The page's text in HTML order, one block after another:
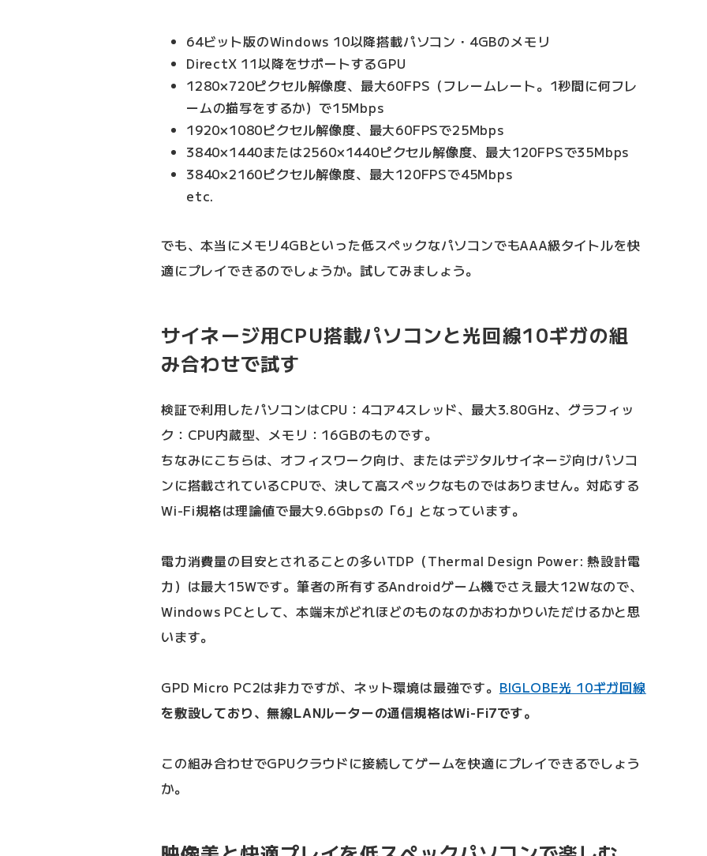
64ビット版のWindows 10以降搭載パソコン・4GBのメモリ
DirectX 11以降をサポートするGPU
1280×720ピクセル解像度、最大60FPS（フレームレート。1秒間に何フレ
ームの描写をするか）で15Mbps
1920×1080ピクセル解像度、最大60FPSで25Mbps
3840×1440または2560×1440ピクセル解像度、最大120FPSで35Mbps
3840×2160ピクセル解像度、最大120FPSで45Mbps
etc.
でも、本当にメモリ4GBといった低スペックなパソコンでもAAA級タイトルを快
適にプレイできるのでしょうか。試してみましょう。
サイネージ用CPU搭載パソコンと光回線10ギガの組
み合わせで試す
検証で利用したパソコンはCPU：4コア4スレッド、最大3.80GHz、グラフィッ
ク：CPU内蔵型、メモリ：16GBのものです。
ちなみにこちらは、オフィスワーク向け、またはデジタルサイネージ向けパソコ
ンに搭載されているCPUで、決して高スペックなものではありません。対応する
Wi-Fi規格は理論値で最大9.6Gbpsの「6」となっています。
電力消費量の目安とされることの多いTDP（Thermal Design Power: 熱設計電
力）は最大15Wです。筆者の所有するAndroidゲーム機でさえ最大12Wなので、
Windows PCとして、本端末がどれほどのものなのかおわかりいただけるかと思
います。
GPD Micro PC2は非力ですが、ネット環境は最強です。 BIGLOBE光 10ギガ回線
を敷設しており、無線LANルーターの通信規格はWi-Fi7です。
この組み合わせでGPUクラウドに接続してゲームを快適にプレイできるでしょう
か。